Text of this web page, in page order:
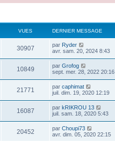
VUES DERNIER MESSAGE
30907 par Ryder
avr. sam. 20, 2024 8:43
10849 par Grofog
sept. mer. 28, 2022 20:16
21771 par caphimat
juil. dim. 19, 2020 12:19
16087 par kRIKROU 13
juil. sam. 18, 2020 5:43
20452 par Choupi73
avr. dim. 05, 2020 22:15